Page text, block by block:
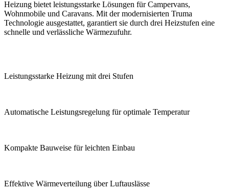
Heizung bietet leistungsstarke Lösungen für Campervans,
Wohnmobile und Caravans. Mit der modernisierten Truma
Technologie ausgestattet, garantiert sie durch drei Heizstufen eine
schnelle und verlässliche Wärmezufuhr.
Leistungsstarke Heizung mit drei Stufen
Automatische Leistungsregelung für optimale Temperatur
Kompakte Bauweise für leichten Einbau
Effektive Wärmeverteilung über Luftauslässe